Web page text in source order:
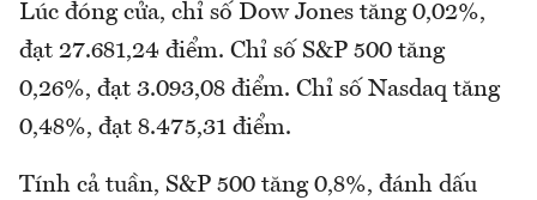
Lúc đóng cửa, chỉ số Dow Jones tăng 0,02%,
đạt 27.681,24 điểm. Chỉ số S&P 500 tăng
0,26%, đạt 3.093,08 điểm. Chỉ số Nasdaq tăng
0,48%, đạt 8.475,31 điểm.
Tính cả tuần, S&P 500 tăng 0,8%, đánh dấu